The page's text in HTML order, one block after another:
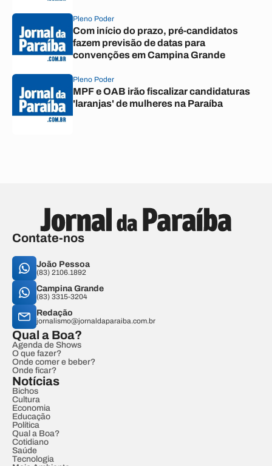
Pleno Poder
Com início do prazo, pré-candidatos
fazem previsão de datas para
convenções em Campina Grande
Pleno Poder
MPF e OAB irão fiscalizar candidaturas
'laranjas' de mulheres na Paraíba
Contate-nos
João Pessoa
(83) 2106.1892
Campina Grande
(83) 3315-3204
Redação
jornalismo@jornaldaparaiba.com.br
Qual a Boa?
Agenda de Shows
O que fazer?
Onde comer e beber?
Onde ficar?
Notícias
Bichos
Cultura
Economia
Educação
Política
Qual a Boa?
Cotidiano
Saúde
Tecnologia